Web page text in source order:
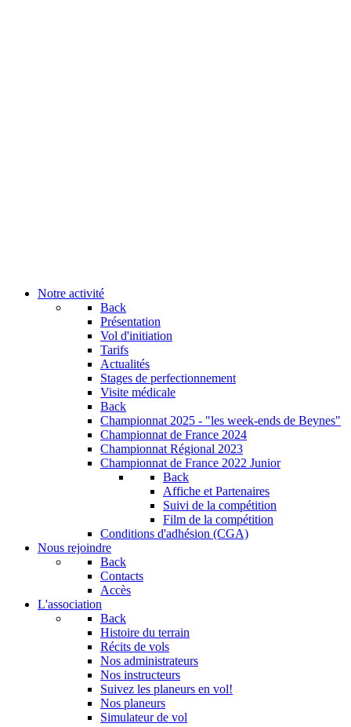
Notre activité
Back
Présentation
Vol d'initiation
Tarifs
Actualités
Stages de perfectionnement
Visite médicale
Back
Championnat 2025 - "les week-ends de Beynes"
Championnat de France 2024
Championnat Régional 2023
Championnat de France 2022 Junior
Back
Affiche et Partenaires
Suivi de la compétition
Film de la compétition
Conditions d'adhésion (CGA)
Nous rejoindre
Back
Contacts
Accès
L'association
Back
Histoire du terrain
Récits de vols
Nos administrateurs
Nos instructeurs
Suivez les planeurs en vol!
Nos planeurs
Simulateur de vol